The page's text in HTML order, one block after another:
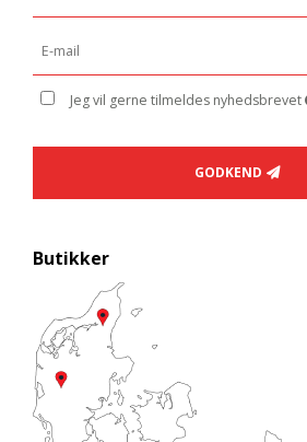
Jeg vil gerne tilmeldes nyhedsbrevet
GODKEND
Butikker